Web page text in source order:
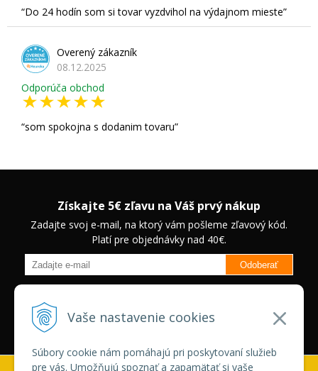
Vaše nastavenie cookies
Súbory cookie nám pomáhajú pri poskytovaní služieb
pre vás. Umožňujú spoznať a zapamätať si vaše
Do 24 hodín som si tovar vyzdvihol na výdajnom mieste
Overený zákazník
08.12.2025
Odporúča obchod
som spokojna s dodanim tovaru
Získajte 5€ zľavu na Váš prvý nákup
Zadajte svoj e-mail, na ktorý vám pošleme zľavový kód.
Platí pre objednávky nad 40€.
Odoberať
zľavách na vybrané produkty.
Neplatí pre Veľkoobchodných
zákazníkov.